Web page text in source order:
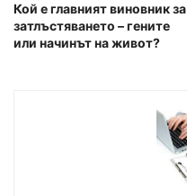
Кой е главният виновник за
затлъстяването – гените
или начинът на живот?